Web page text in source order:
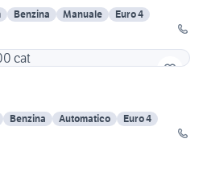
Benzina Manuale
Euro 4
Benzina Automatico
Euro 4